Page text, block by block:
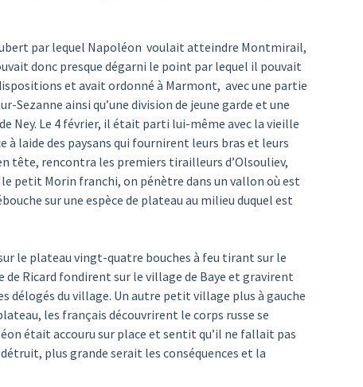
par lequel Napoléon voulait atteindre Montmirail,
donc presque dégarni le point par lequel il pouvait
et avait ordonné à Marmont, avec une partie
Sezanne ainsi qu’une division de jeune garde et une
Ney. Le 4 février, il était parti lui-même avec la vieille
laide des paysans qui fournirent leurs bras et leurs
tête, rencontra les premiers tirailleurs d’Olsouliev,
petit Morin franchi, on pénètre dans un vallon où est
sur une espèce de plateau au milieu duquel est
le plateau vingt-quatre bouches à feu tirant sur le
Ricard fondirent sur le village de Baye et gravirent
délogés du village. Un autre petit village plus à gauche
les français découvrirent le corps russe se
était accouru sur place et sentit qu’il ne fallait pas
plus grande serait les conséquences et la